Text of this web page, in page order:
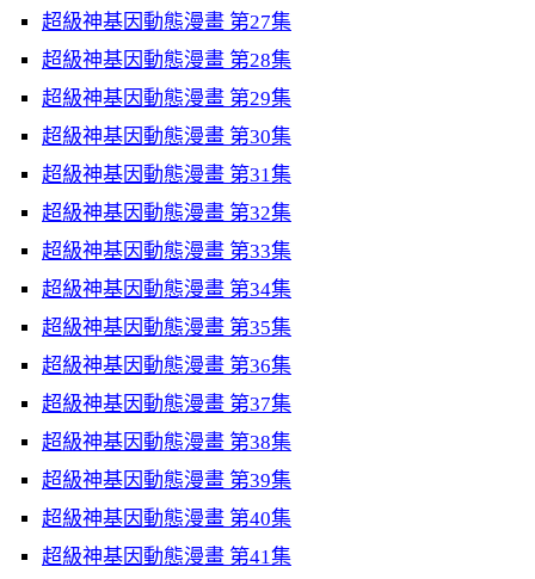
超級神基因動態漫畫 第27集
超級神基因動態漫畫 第28集
超級神基因動態漫畫 第29集
超級神基因動態漫畫 第30集
超級神基因動態漫畫 第31集
超級神基因動態漫畫 第32集
超級神基因動態漫畫 第33集
超級神基因動態漫畫 第34集
超級神基因動態漫畫 第35集
超級神基因動態漫畫 第36集
超級神基因動態漫畫 第37集
超級神基因動態漫畫 第38集
超級神基因動態漫畫 第39集
超級神基因動態漫畫 第40集
超級神基因動態漫畫 第41集